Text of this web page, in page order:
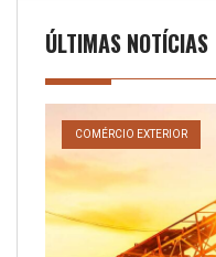
ÚLTIMAS NOTÍCIAS
COMÉRCIO EXTERIOR